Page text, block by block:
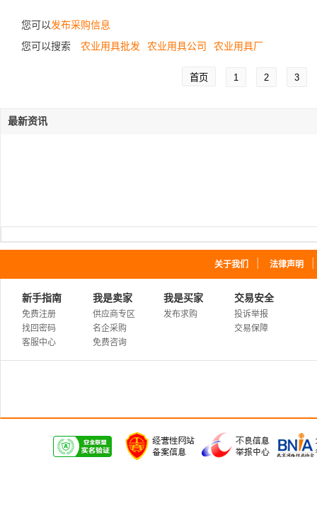
您可以发布采购信息
您可以搜索
农业用具批发 农业用具公司 农业用具厂
首页 1 2 3
最新资讯
关于我们 法律声明
新手指南
免费注册
找回密码
客服中心
我是卖家
供应商专区
名企采购
免费咨询
我是买家
发布求购
交易安全
投诉举报
交易保障